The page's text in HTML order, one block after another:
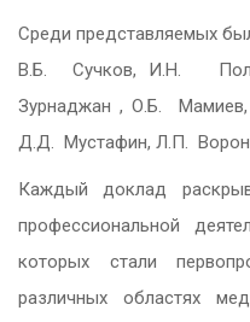
Среди представляемых
В.Б. Сучков, И.Н.
Зурнаджан , О.Б.
Д.Д. Мустафин, Л.П.
Каждый доклад
профессиональной
которых стали
различных областях